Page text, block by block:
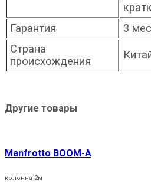
Гарантия
3
Страна
происхождения
Другие товары
Manfrotto BOOM-A
колонна 2м